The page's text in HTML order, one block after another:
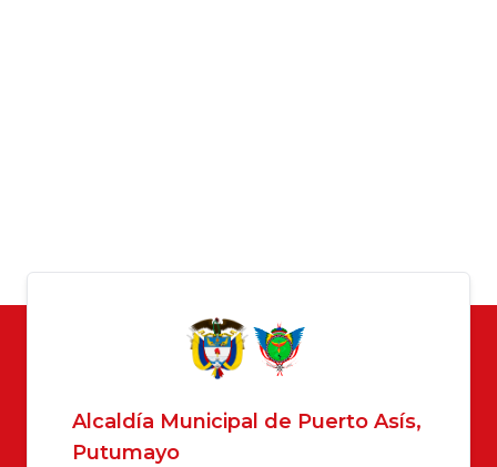
Alcaldía Municipal de Puerto Asís,
Putumayo